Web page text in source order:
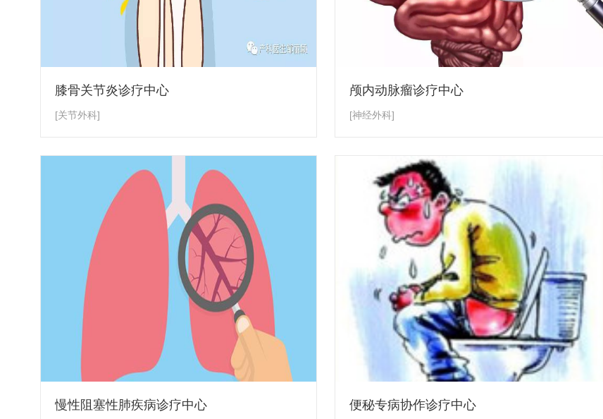
膝骨关节炎诊疗中心
[关节外科]
颅内动脉瘤诊疗中心
[神经外科]
慢性阻塞性肺疾病诊疗中心 便秘专病协作诊疗中心